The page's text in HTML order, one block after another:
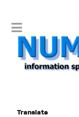
Translate